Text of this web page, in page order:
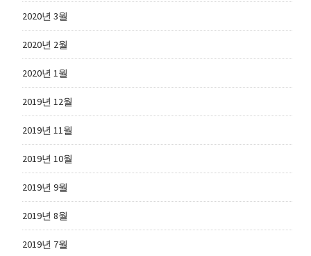
2020년 3월
2020년 2월
2020년 1월
2019년 12월
2019년 11월
2019년 10월
2019년 9월
2019년 8월
2019년 7월